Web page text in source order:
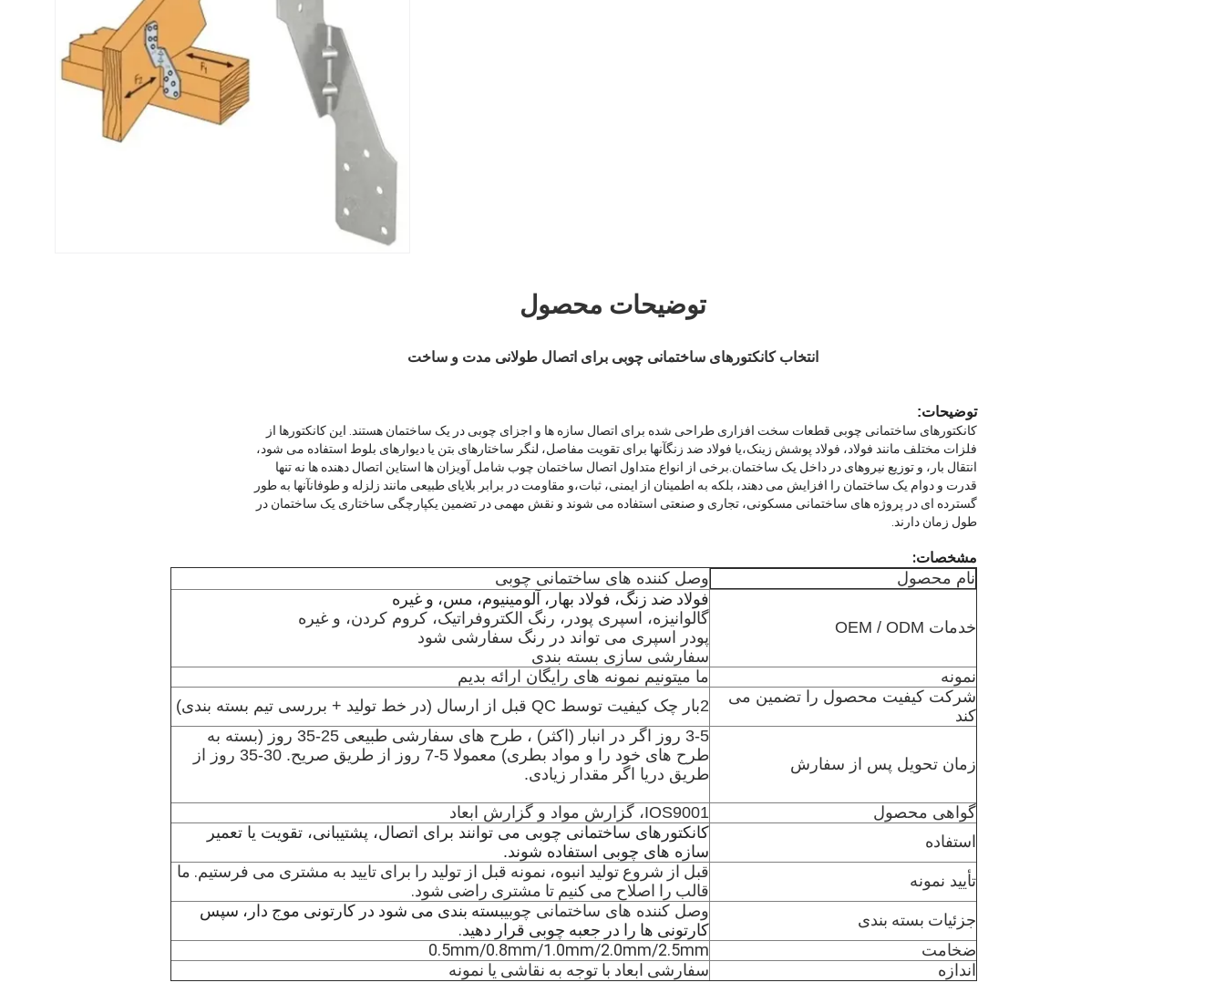
توضیحات محصول
انتخاب کانکتورهای ساختمانی چوبی برای اتصال طولانی مدت و ساخت
توضیحات:
کانکتورهای ساختمانی چوبی قطعات سخت افزاری طراحی شده برای اتصال سازه ها و اجزای چوبی در یک ساختمان هستند. این کانکتورها از
فلزات مختلف مانند فولاد، فولاد پوشش زینک،یا فولاد ضد زنگآنها برای تقویت مفاصل، لنگر ساختارهای بتن یا دیوارهای بلوط استفاده می شود،
انتقال بار، و توزیع نیروهای در داخل یک ساختمان.برخی از انواع متداول اتصال ساختمان چوب شامل آویزان ها استاین اتصال دهنده ها نه تنها
قدرت و دوام یک ساختمان را افزایش می دهند، بلکه به اطمینان از ایمنی، ثبات،و مقاومت در برابر بلایای طبیعی مانند زلزله و طوفانآنها به طور
گسترده ای در پروژه های ساختمانی مسکونی، تجاری و صنعتی استفاده می شوند و نقش مهمی در تضمین یکپارچگی ساختاری یک ساختمان در
طول زمان دارند.
مشخصات:
نام محصول وصل کننده های ساختمانی چوبی
خدمات OEM / ODM
فولاد ضد زنگ، فولاد بهار، آلومینیوم، مس، و غیره
گالوانیزه، اسپری پودر، رنگ الکتروفراتیک، کروم کردن، و غیره
پودر اسپری می تواند در رنگ سفارشی شود
سفارشی سازی بسته بندی
نمونه
ما میتونیم نمونه های رایگان ارائه بدیم
شرکت کیفیت محصول را تضمین می
کند
2بار چک کیفیت توسط QC قبل از ارسال (در خط تولید + بررسی تیم بسته بندی)
زمان تحویل پس از سفارش
3-5 روز اگر در انبار (اکثر) ، طرح های سفارشی طبیعی 25-35 روز (بسته به
طرح های خود را و مواد بطری) معمولا 5-7 روز از طریق صریح. 30-35 روز از
طریق دریا اگر مقدار زیادی.
گواهی محصول
IOS9001، گزارش مواد و گزارش ابعاد
استفاده
کانکتورهای ساختمانی چوبی می توانند برای اتصال، پشتیبانی، تقویت یا تعمیر
سازه های چوبی استفاده شوند.
تأیید نمونه
قبل از شروع تولید انبوه، نمونه قبل از تولید را برای تایید به مشتری می فرستیم. ما
قالب را اصلاح می کنیم تا مشتری راضی شود.
جزئیات بسته بندی
وصل کننده های ساختمانی چوبیبسته بندی می شود در کارتونی موج دار، سپس
کارتونی ها را در جعبه چوبی قرار دهید.
ضخامت
0.5mm/0.8mm/1.0mm/2.0mm/2.5mm
اندازه
سفارشی ابعاد با توجه به نقاشی یا نمونه